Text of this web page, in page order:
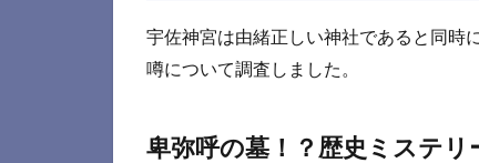
宇佐神宮は由緒正しい神社であると同時
噂について調査しました。
卑弥呼の墓！？歴史ミステリ